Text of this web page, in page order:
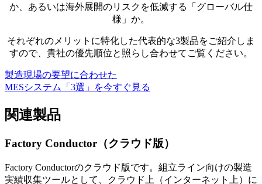
か、あるいは海外展開のリスクを低減する「グローバル仕
様」か。
それぞれのメリットに特化した代表的な3製品をご紹介しま
すので、貴社の優先順位と照らし合わせてご覧ください。
製造現場の要望に合わせた
MESシステム「3選」を今すぐ見る
関連製品
Factory Conductor（クラウド版）
Factory Conductorのクラウド版です。組立ライン向けの製造
実績収集ツールとして、クラウド上（インターネット上）に